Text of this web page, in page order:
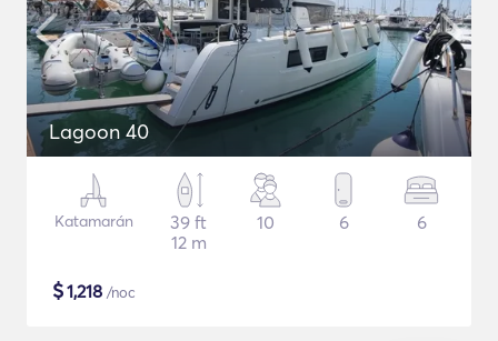
Lagoon 40
Katamarán
39 ft
12 m
10 6 6
$1,218 /noc